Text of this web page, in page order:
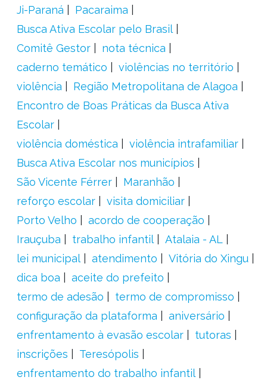
Ji-Paraná
Pacaraima
Busca Ativa Escolar pelo Brasil
Comitê Gestor
nota técnica
caderno temático
violências no território
violência
Região Metropolitana de Alagoa
Encontro de Boas Práticas da Busca Ativa
Escolar
violência doméstica
violência intrafamiliar
Busca Ativa Escolar nos municípios
São Vicente Férrer
Maranhão
reforço escolar
visita domiciliar
Porto Velho
acordo de cooperação
Irauçuba
trabalho infantil
Atalaia - AL
lei municipal
atendimento
Vitória do Xingu
dica boa
aceite do prefeito
termo de adesão
termo de compromisso
configuração da plataforma
aniversário
enfrentamento à evasão escolar
tutoras
inscrições
Teresópolis
enfrentamento do trabalho infantil